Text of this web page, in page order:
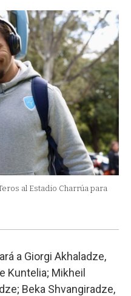
al Estadio Charrúa para
a Giorgi Akhaladze,
Kuntelia; Mikheil
Beka Shvangiradze,